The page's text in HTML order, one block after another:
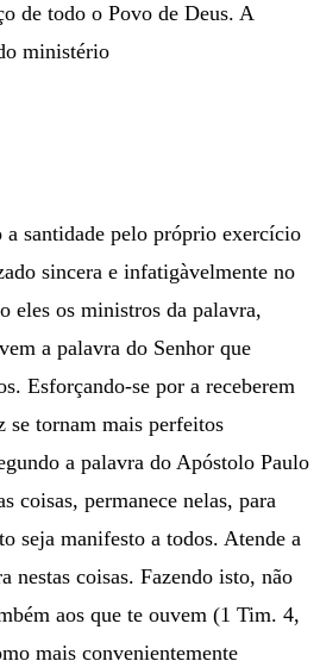
de todo o Povo de Deus. A
ministério
a santidade pelo próprio exercício
sincera e infatigàvelmente no
eles os ministros da palavra,
a palavra do Senhor que
Esforçando-se por a receberem
se tornam mais perfeitos
a palavra do Apóstolo Paulo
coisas, permanece nelas, para
seja manifesto a todos. Atende a
nestas coisas. Fazendo isto, não
aos que te ouvem (1 Tim. 4,
mais convenientemente